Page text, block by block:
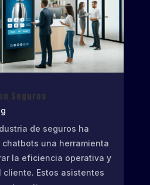
Seguros
de seguros ha
una herramienta
la eficiencia operativa y
Estos asistentes